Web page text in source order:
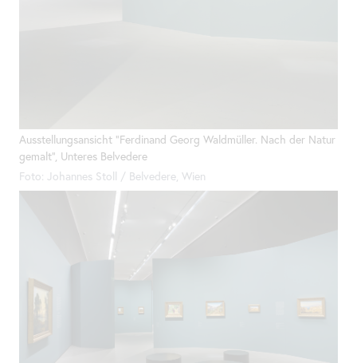
Ausstellungsansicht "Ferdinand Georg Waldmüller. Nach der Natur
gemalt", Unteres Belvedere
Foto: Johannes Stoll / Belvedere, Wien